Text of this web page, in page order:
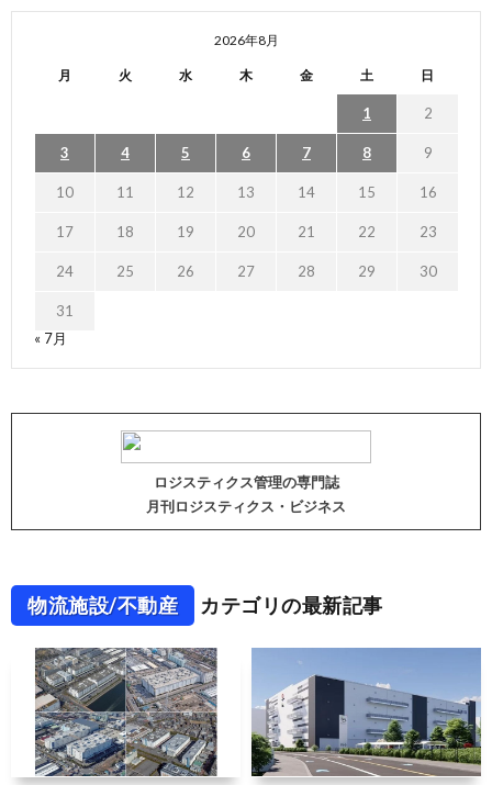
2026年8月
月 火 水 木 金 土 日
1 2
3 4 5 6 7 8 9
10 11 12 13 14 15 16
17 18 19 20 21 22 23
24 25 26 27 28 29 30
31
« 7月
ロジスティクス管理の専門誌
月刊ロジスティクス・ビジネス
物流施設/不動産 カテゴリの最新記事